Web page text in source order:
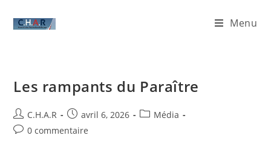
Menu
Les rampants du Paraître
C.H.A.R avril 6, 2026
Média
0 commentaire